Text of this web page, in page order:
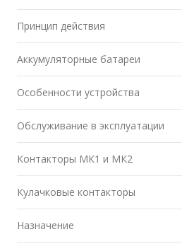
Принцип действия
Аккумуляторные батареи
Особенности устройства
Обслуживание в эксплуатации
Контакторы МК1 и МК2
Кулачковые контакторы
Назначение